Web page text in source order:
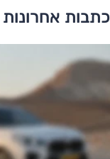
כתבות אחרונות